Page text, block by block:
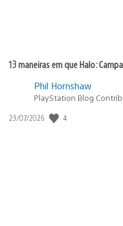
13 maneiras em que Halo:
Phil Hornshaw
PlayStation Blog
Data
23/07/2026 4